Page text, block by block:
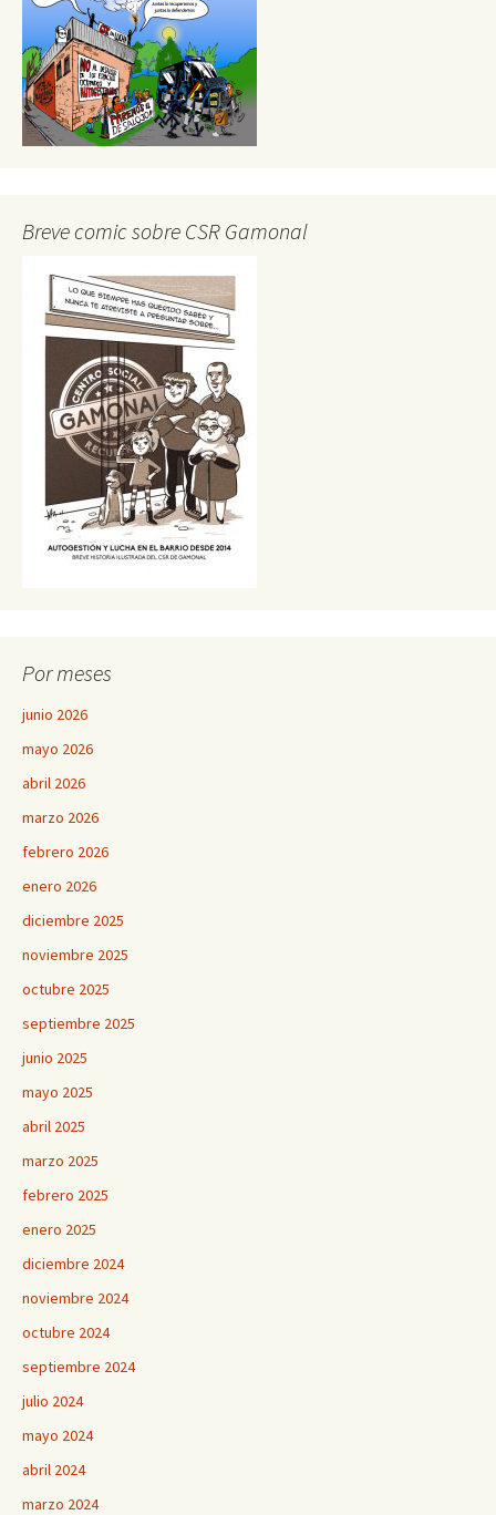
Breve comic sobre CSR Gamonal
Por meses
junio 2026
mayo 2026
abril 2026
marzo 2026
febrero 2026
enero 2026
diciembre 2025
noviembre 2025
octubre 2025
septiembre 2025
junio 2025
mayo 2025
abril 2025
marzo 2025
febrero 2025
enero 2025
diciembre 2024
noviembre 2024
octubre 2024
septiembre 2024
julio 2024
mayo 2024
abril 2024
marzo 2024